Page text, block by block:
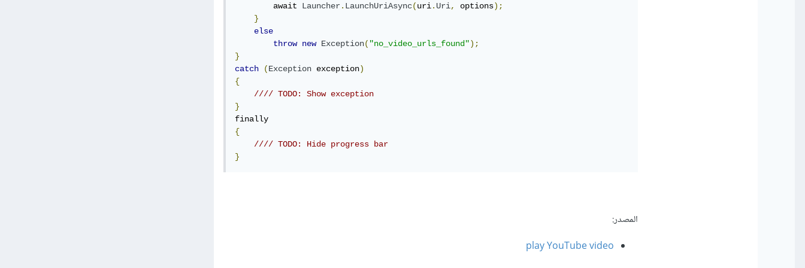
        await
Launcher. LaunchUriAsync(uri. Uri, options);
}
else
throw new Exception( "no_video_urls_found");
}
catch
(Exception exception)
{
//// TODO: Show exception
}
{
//// TODO: Hide progress bar
}
المصدر:
play YouTube video